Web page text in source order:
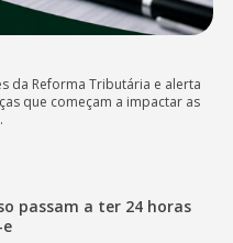
da Reforma Tributária e alerta
que começam a impactar as
passam a ter 24 horas